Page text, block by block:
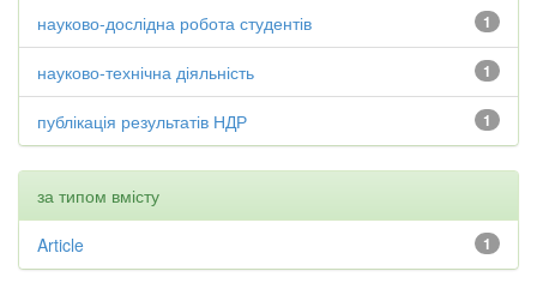
1
науково-дослідна робота студентів
1
науково-технічна діяльність
1
публікація результатів НДР
за типом вмісту
1
Article